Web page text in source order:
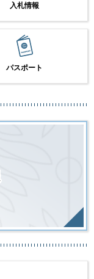
入札情報
パスポート